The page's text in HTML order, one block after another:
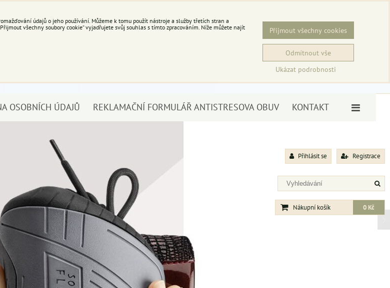
Přihlásit se Registrace
Nákupní košík 0 Kč
OSOBNÍCH ÚDAJŮ REKLAMAČNÍ FORMULÁŘ ANTISTRESOVA OBUV KONTAKT
údajů o jeho používání. Můžeme k tomu použít nástroje a služby třetích stran a
všechny soubory cookie“ vyjadřujete svůj souhlas s tímto zpracováním. Níže můžete najít
Ukázat podrobnosti
Přijmout všechny cookies
Odmítnout vše